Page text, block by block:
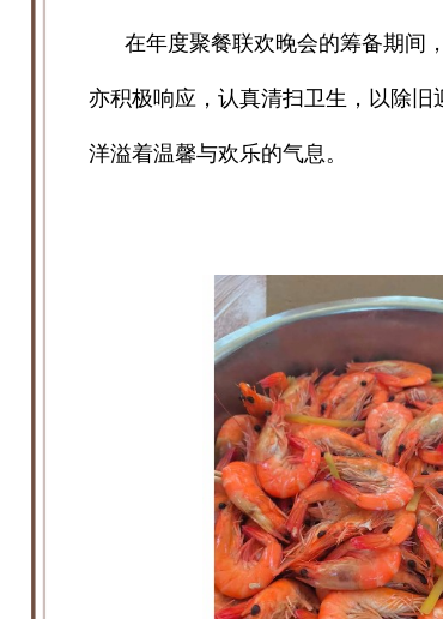
在年度聚餐联欢晚会的筹备期间
亦积极响应，认真清扫卫生，以除
洋溢着温馨与欢乐的气息。